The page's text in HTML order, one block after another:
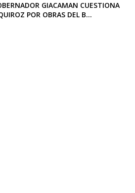
GIACAMAN CUESTIONA
POR OBRAS DEL B...